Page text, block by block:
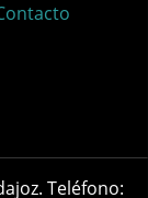
Teléfono: